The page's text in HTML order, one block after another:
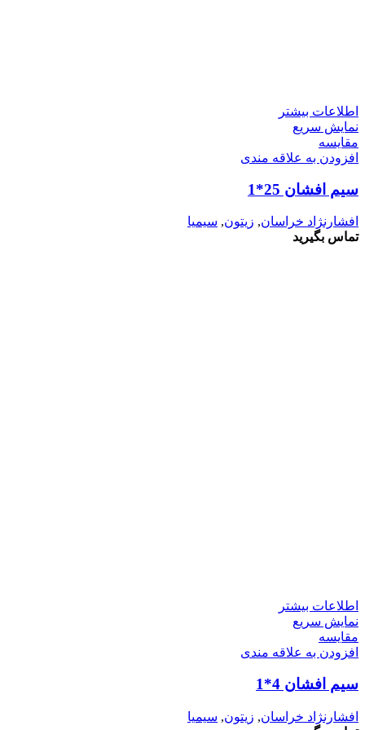
اطلاعات بیشتر
نمایش سریع
مقايسه
افزودن به علاقه مندی
سیم افشان 25*1
افشارنژاد خراسان, زیتون, سیمیا
تماس بگیرید
اطلاعات بیشتر
نمایش سریع
مقايسه
افزودن به علاقه مندی
سیم افشان 4*1
افشارنژاد خراسان, زیتون, سیمیا